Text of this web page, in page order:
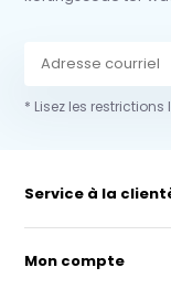
* Lisez les
Service à la
Mon compte